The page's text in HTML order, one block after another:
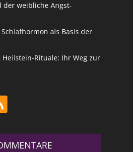
der weibliche Angst-
als Basis der
Heilstein-Rituale: Ihr Weg zur